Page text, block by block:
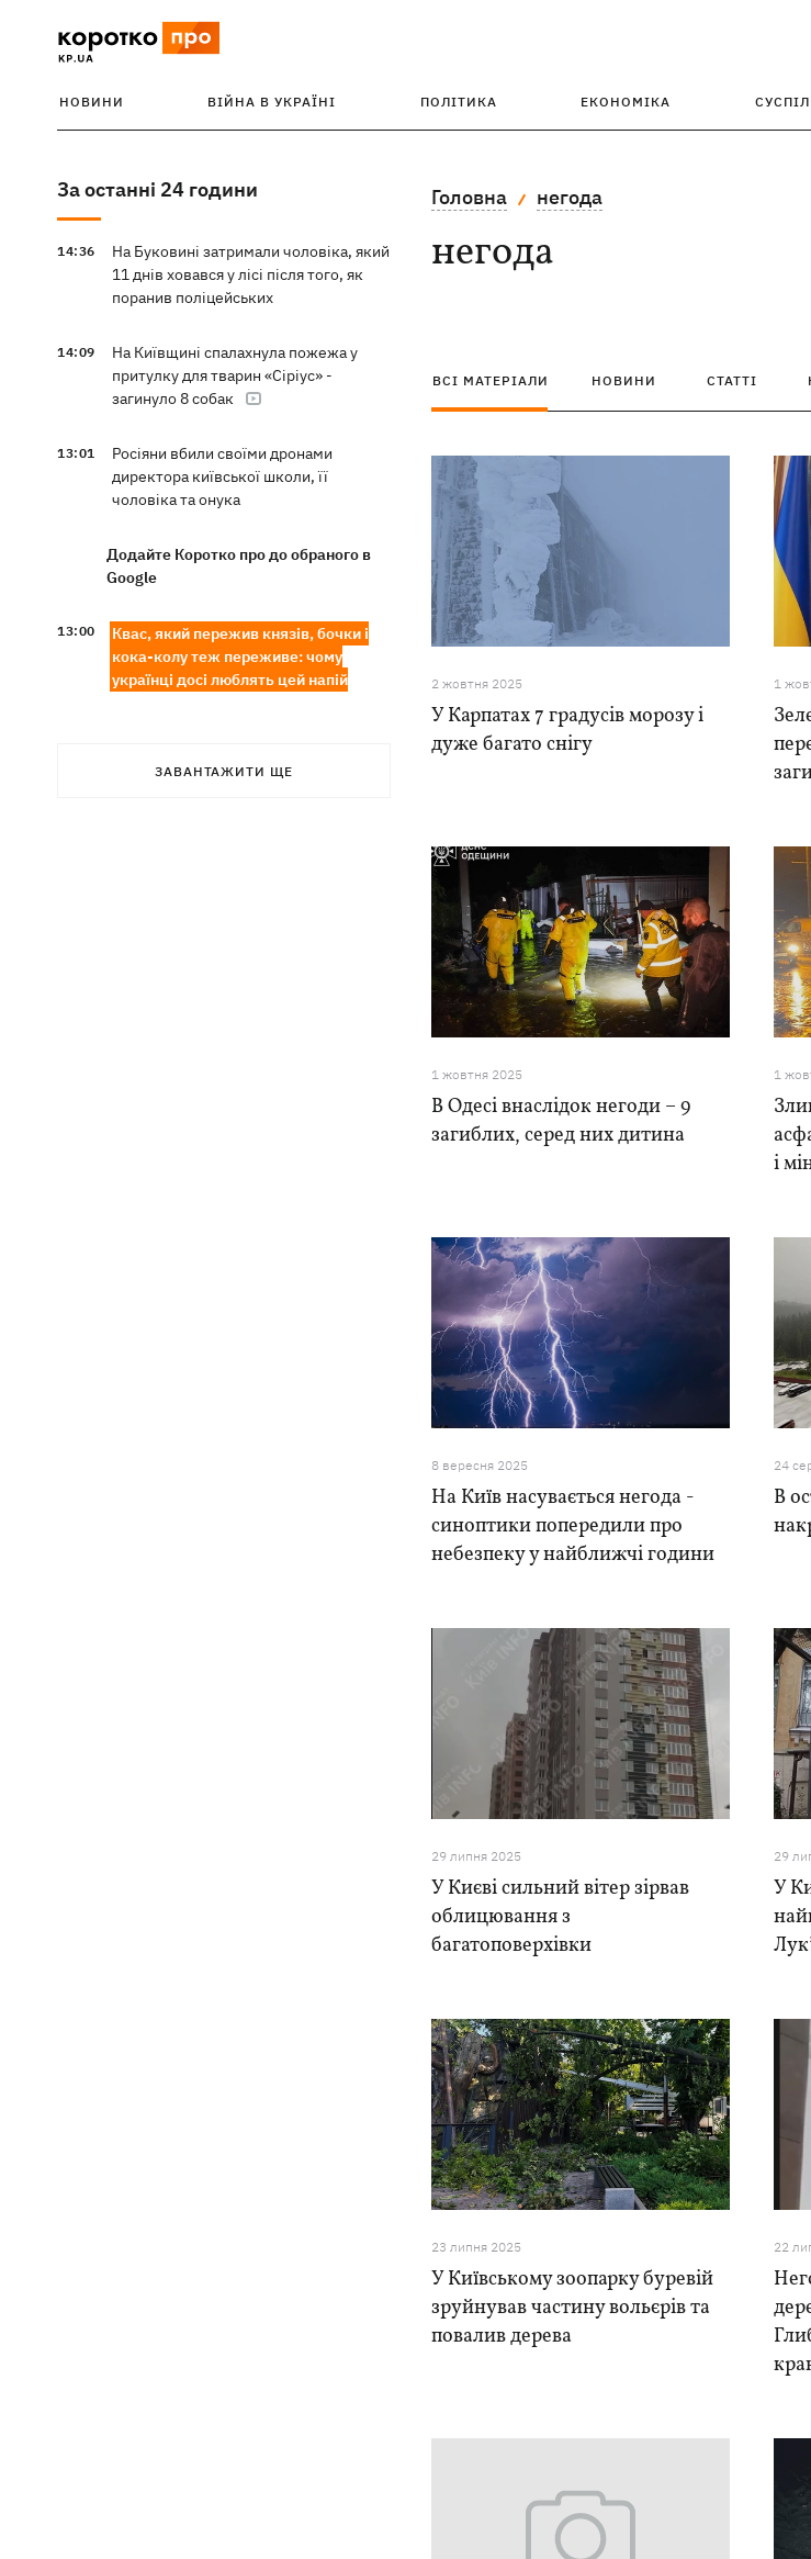
НОВИНИ ВІЙНА В УКРАЇНІ ПОЛІТИКА ЕКОНОМІКА
За останні 24 години
14:36
На Буковині затримали чоловіка, який
11 днів ховався у лісі після того, як
поранив поліцейських
14:09
На Київщині спалахнула пожежа у
притулку для тварин «Сіріус» -
загинуло 8 собак
13:01
Росіяни вбили своїми дронами
директора київської школи, її
чоловіка та онука
Додайте Коротко про до обраного в
Google
13:00
Квас, який пережив князів, бочки і
кока-колу теж переживе: чому
українці досі люблять цей напій
також поста спостереження на
ЗАВАНТАЖИТИ ЩЕ
Головна негода
негода
ВСІ МАТЕРІАЛИ НОВИНИ СТАТТІ
2 жовтня 2025
У Карпатах 7 градусів морозу і
дуже багато снігу
1
1 жовтня 2025
В Одесі внаслідок негоди – 9
загиблих, серед них дитина
1
і
8 вересня 2025
На Київ насувається негода -
синоптики попередили про
небезпеку у найближчі години
24
В
29 липня 2025
У Києві сильний вітер зірвав
облицювання з
багатоповерхівки
29
У
23 липня 2025
У Київському зоопарку буревій
зруйнував частину вольєрів та
повалив дерева
22